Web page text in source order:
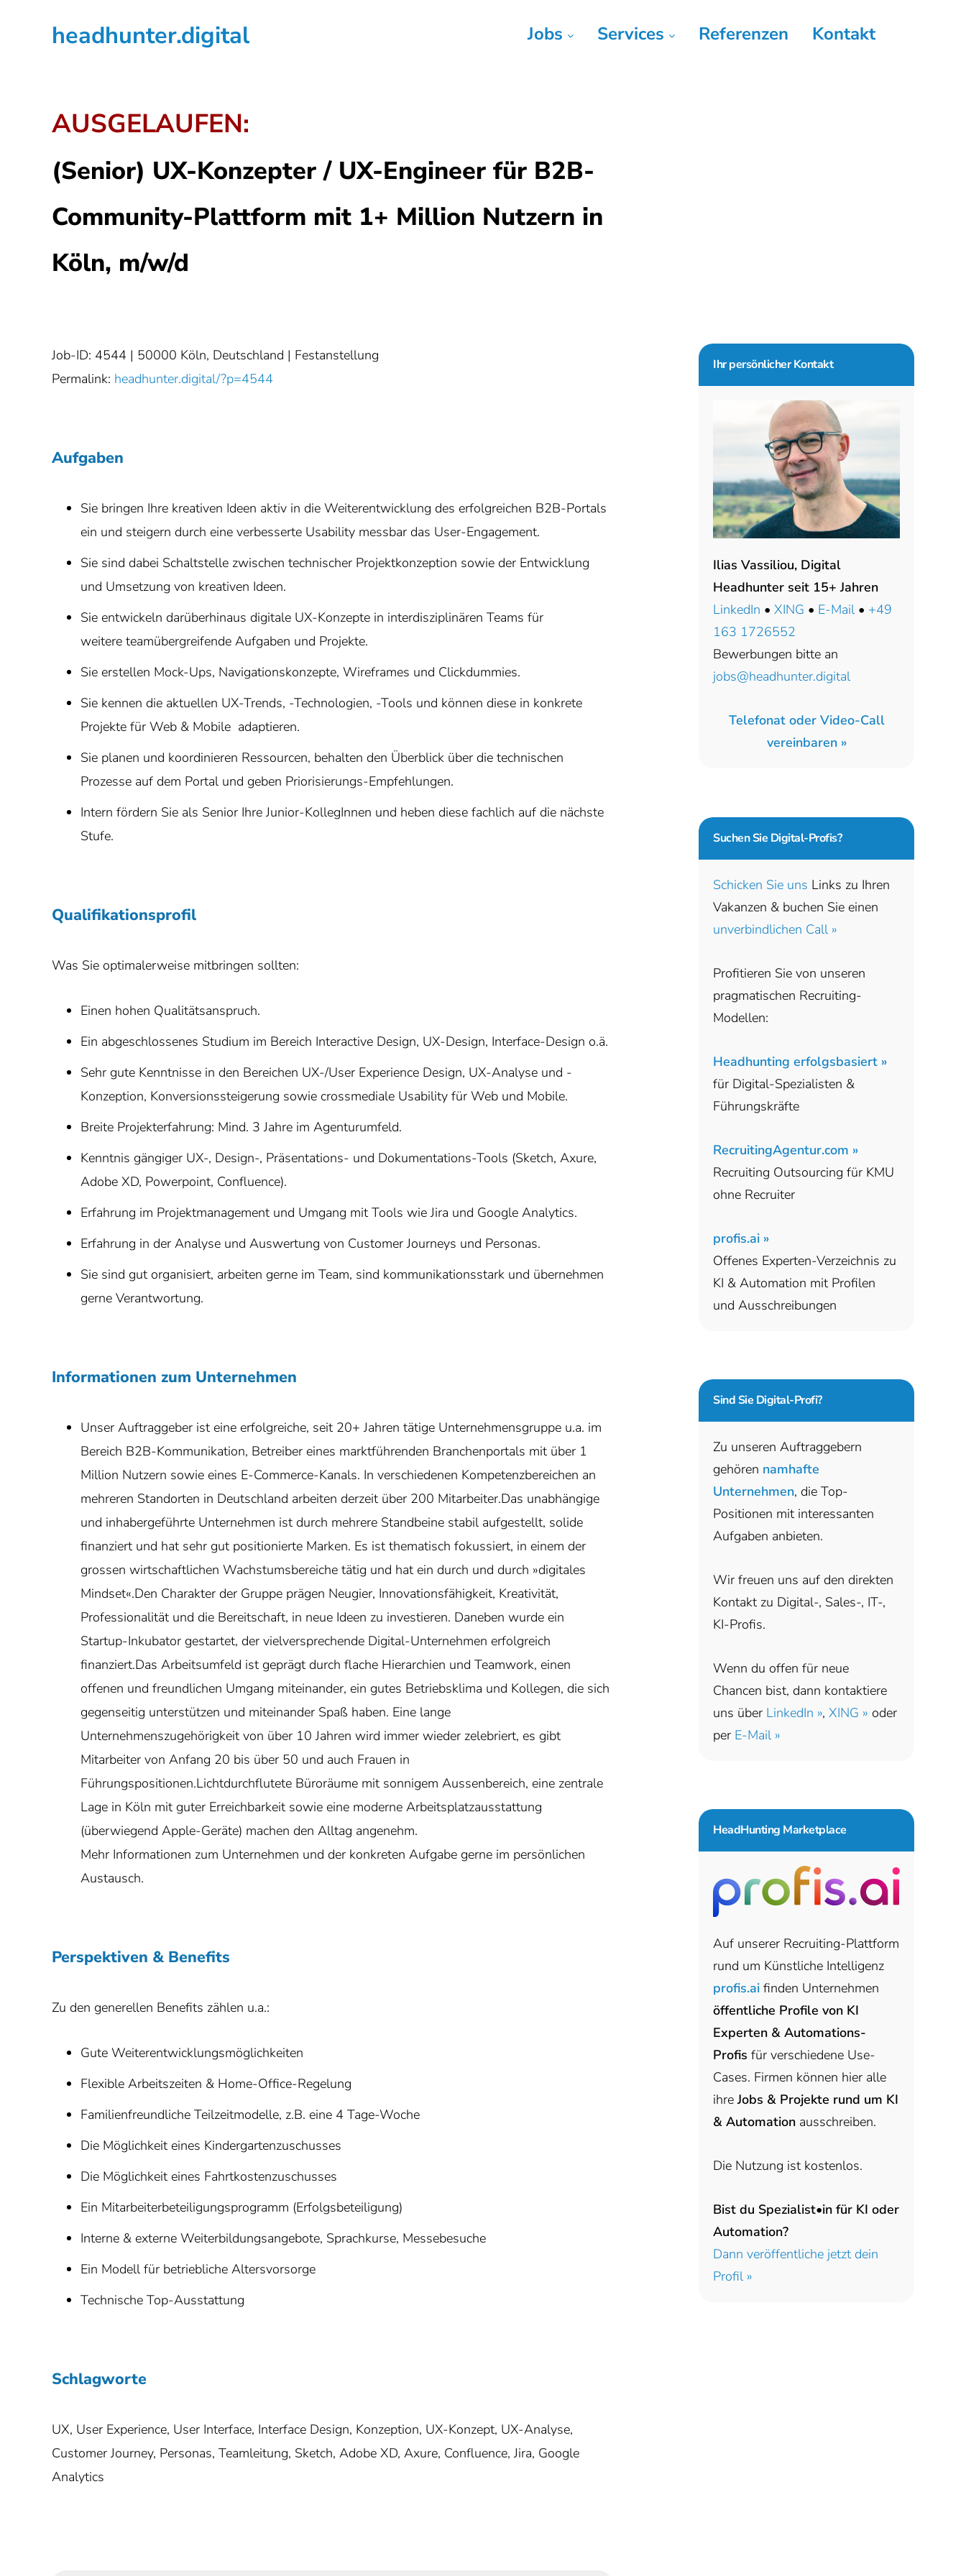
Hauptnavigation
Seitenspalteheadhunter.digital Jobs Services Referenzen Kontakt
AUSGELAUFEN:
(Senior) UX-Konzepter / UX-Engineer für B2B-
Community-Plattform mit 1+ Million Nutzern in
Köln, m/w/d
Job-ID: 4544 | 50000 Köln, Deutschland | Festanstellung
Permalink: headhunter.digital/?p=4544
Aufgaben
Sie bringen Ihre kreativen Ideen aktiv in die Weiterentwicklung des erfolgreichen B2B-Portals
ein und steigern durch eine verbesserte Usability messbar das User-Engagement.
Sie sind dabei Schaltstelle zwischen technischer Projektkonzeption sowie der Entwicklung
und Umsetzung von kreativen Ideen.
Sie entwickeln darüberhinaus digitale UX-Konzepte in interdisziplinären Teams für
weitere teamübergreifende Aufgaben und Projekte.
Sie erstellen Mock-Ups, Navigationskonzepte, Wireframes und Clickdummies.
Sie kennen die aktuellen UX-Trends, -Technologien, -Tools und können diese in konkrete
Projekte für Web & Mobile adaptieren.
Sie planen und koordinieren Ressourcen, behalten den Überblick über die technischen
Prozesse auf dem Portal und geben Priorisierungs-Empfehlungen.
Intern fördern Sie als Senior Ihre Junior-KollegInnen und heben diese fachlich auf die nächste
Stufe.
Qualifikationsprofil
Was Sie optimalerweise mitbringen sollten:
Einen hohen Qualitätsanspruch.
Ein abgeschlossenes Studium im Bereich Interactive Design, UX-Design, Interface-Design o.ä.
Sehr gute Kenntnisse in den Bereichen UX-/User Experience Design, UX-Analyse und -
Konzeption, Konversionssteigerung sowie crossmediale Usability für Web und Mobile.
Breite Projekterfahrung: Mind. 3 Jahre im Agenturumfeld.
Kenntnis gängiger UX-, Design-, Präsentations- und Dokumentations-Tools (Sketch, Axure,
Adobe XD, Powerpoint, Confluence).
Erfahrung im Projektmanagement und Umgang mit Tools wie Jira und Google Analytics.
Erfahrung in der Analyse und Auswertung von Customer Journeys und Personas.
Sie sind gut organisiert, arbeiten gerne im Team, sind kommunikationsstark und übernehmen
gerne Verantwortung.
Informationen zum Unternehmen
Unser Auftraggeber ist eine erfolgreiche, seit 20+ Jahren tätige Unternehmensgruppe u.a. im
Bereich B2B-Kommunikation, Betreiber eines marktführenden Branchenportals mit über 1
Million Nutzern sowie eines E-Commerce-Kanals. In verschiedenen Kompetenzbereichen an
mehreren Standorten in Deutschland arbeiten derzeit über 200 Mitarbeiter.Das unabhängige
und inhabergeführte Unternehmen ist durch mehrere Standbeine stabil aufgestellt, solide
finanziert und hat sehr gut positionierte Marken. Es ist thematisch fokussiert, in einem der
grossen wirtschaftlichen Wachstumsbereiche tätig und hat ein durch und durch »digitales
Mindset«.Den Charakter der Gruppe prägen Neugier, Innovationsfähigkeit, Kreativität,
Professionalität und die Bereitschaft, in neue Ideen zu investieren. Daneben wurde ein
Startup-Inkubator gestartet, der vielversprechende Digital-Unternehmen erfolgreich
finanziert.Das Arbeitsumfeld ist geprägt durch flache Hierarchien und Teamwork, einen
offenen und freundlichen Umgang miteinander, ein gutes Betriebsklima und Kollegen, die sich
gegenseitig unterstützen und miteinander Spaß haben. Eine lange
Unternehmenszugehörigkeit von über 10 Jahren wird immer wieder zelebriert, es gibt
Mitarbeiter von Anfang 20 bis über 50 und auch Frauen in
Führungspositionen.Lichtdurchflutete Büroräume mit sonnigem Aussenbereich, eine zentrale
Lage in Köln mit guter Erreichbarkeit sowie eine moderne Arbeitsplatzausstattung
(überwiegend Apple-Geräte) machen den Alltag angenehm.
Mehr Informationen zum Unternehmen und der konkreten Aufgabe gerne im persönlichen
Austausch.
Perspektiven & Benefits
Zu den generellen Benefits zählen u.a.:
Gute Weiterentwicklungsmöglichkeiten
Flexible Arbeitszeiten & Home-Office-Regelung
Familienfreundliche Teilzeitmodelle, z.B. eine 4 Tage-Woche
Die Möglichkeit eines Kindergartenzuschusses
Die Möglichkeit eines Fahrtkostenzuschusses
Ein Mitarbeiterbeteiligungsprogramm (Erfolgsbeteiligung)
Interne & externe Weiterbildungsangebote, Sprachkurse, Messebesuche
Ein Modell für betriebliche Altersvorsorge
Technische Top-Ausstattung
Schlagworte
UX, User Experience, User Interface, Interface Design, Konzeption, UX-Konzept, UX-Analyse,
Customer Journey, Personas, Teamleitung, Sketch, Adobe XD, Axure, Confluence, Jira, Google
Analytics
Seitenspalte
Ihr persönlicher Kontakt
Ilias Vassiliou, Digital
Headhunter seit 15+ Jahren
LinkedIn • XING • E-Mail • +49
163 1726552
Bewerbungen bitte an
jobs@headhunter.digital
Telefonat oder Video-Call
vereinbaren »
Suchen Sie Digital-Profis?
Schicken Sie uns Links zu Ihren
Vakanzen & buchen Sie einen
unverbindlichen Call »
Profitieren Sie von unseren
pragmatischen Recruiting-
Modellen:
Headhunting erfolgsbasiert »
für Digital-Spezialisten &
Führungskräfte
RecruitingAgentur.com »
Recruiting Outsourcing für KMU
ohne Recruiter
profis.ai »
Offenes Experten-Verzeichnis zu
KI & Automation mit Profilen
und Ausschreibungen
Sind Sie Digital-Profi?
Zu unseren Auftraggebern
gehören namhafte
Unternehmen, die Top-
Positionen mit interessanten
Aufgaben anbieten.
Wir freuen uns auf den direkten
Kontakt zu Digital-, Sales-, IT-,
KI-Profis.
Wenn du offen für neue
Chancen bist, dann kontaktiere
uns über LinkedIn », XING » oder
per E-Mail »
HeadHunting Marketplace
Auf unserer Recruiting-Plattform
rund um Künstliche Intelligenz
profis.ai finden Unternehmen
öffentliche Profile von KI
Experten & Automations-
Profis für verschiedene Use-
Cases. Firmen können hier alle
ihreJobs & Projekte rund um KI
& Automation ausschreiben.
Die Nutzung ist kostenlos.
Bist du Spezialist•in für KI oder
Automation?
Dann veröffentliche jetzt dein
Profil »